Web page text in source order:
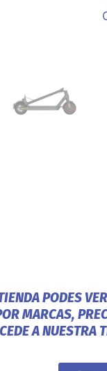
PODES
MARCAS,
A NUESTRA